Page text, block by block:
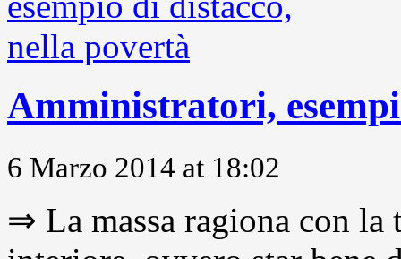
Amministratori,
6 Marzo 2014 at 18:02
⇒ La massa ragiona con